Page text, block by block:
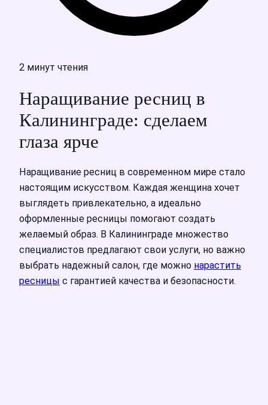
2 минут чтения
Наращивание ресниц в
Калининграде: сделаем
глаза ярче
Наращивание ресниц в современном мире стало
настоящим искусством. Каждая женщина хочет
выглядеть привлекательно, а идеально
оформленные ресницы помогают создать
желаемый образ. В Калининграде множество
специалистов предлагают свои услуги, но важно
выбрать надежный салон, где можно нарастить
ресницы с гарантией качества и безопасности.